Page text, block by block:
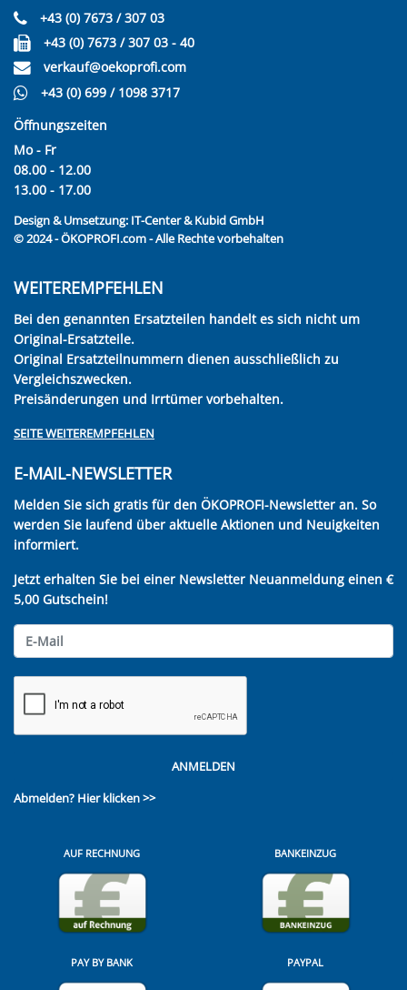
+43 (0) 7673 / 307 03
+43 (0) 7673 / 307 03 - 40
verkauf@oekoprofi.com
+43 (0) 699 / 1098 3717
Öffnungszeiten
Mo - Fr
08.00 - 12.00
13.00 - 17.00
Design & Umsetzung: IT-Center & Kubid GmbH
© 2024 - ÖKOPROFI.com - Alle Rechte vorbehalten
WEITEREMPFEHLEN
Bei den genannten Ersatzteilen handelt es sich nicht um
Original-Ersatzteile.
Original Ersatzteilnummern dienen ausschließlich zu
Vergleichszwecken.
Preisänderungen und Irrtümer vorbehalten.
SEITE WEITEREMPFEHLEN
E-MAIL-NEWSLETTER
Melden Sie sich gratis für den ÖKOPROFI-Newsletter an. So
werden Sie laufend über aktuelle Aktionen und Neuigkeiten
informiert.
Jetzt erhalten Sie bei einer Newsletter Neuanmeldung einen €
5,00 Gutschein!
ANMELDEN
Abmelden? Hier klicken >>
AUF RECHNUNG BANKEINZUG
PAY BY BANK PAYPAL